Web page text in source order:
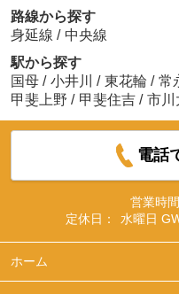
路線から探す
身延線 / 中央線
駅から探す
国母 / 小井川 / 東花輪 / 常
甲斐上野 / 甲斐住吉 / 市川
電話
営業時間
定休日：
水曜日
ホーム